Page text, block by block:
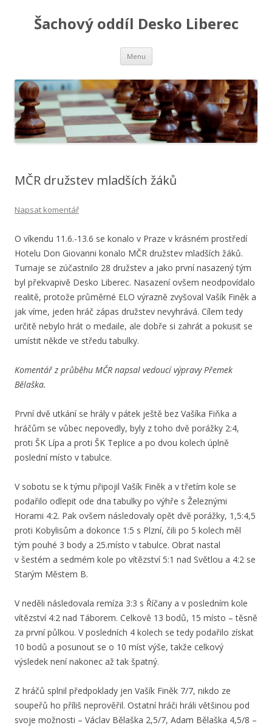
Šachový oddíl Desko Liberec
Menu Přejít
obsahu
webu
MČR družstev mladších žáků
Napsat komentář
O víkendu 11.6.-13.6 se konalo v Praze v krásném prostředí
Hotelu Don Giovanni konalo MČR družstev mladších žáků.
Turnaje se zúčastnilo 28 družstev a jako první nasazený tým
byl překvapivě Desko Liberec. Nasazení ovšem neodpovídalo
realitě, protože průměrné ELO výrazně zvyšoval Vašík Finěk a
jak víme, jeden hráč zápas družstev nevyhrává. Cílem tedy
určitě nebylo hrát o medaile, ale dobře si zahrát a pokusit se
umístit někde ve středu tabulky.
Komentář z průběhu MČR napsal vedoucí výpravy Přemek
Bělaška.
První dvě utkání se hrály v pátek ještě bez Vašíka Fiňka a
hráčům se vůbec nepovedly, byly z toho dvě porážky 2:4,
proti ŠK Lípa a proti ŠK Teplice a po dvou kolech úplně
poslední místo v tabulce.
V sobotu se k týmu připojil Vašík Finěk a v třetím kole se
podařilo odlepit ode dna tabulky po výhře s Železnými
Horami 4:2. Pak ovšem následovaly opět dvě porážky, 1,5:4,5
proti Kobylisům a dokonce 1:5 s Plzní, čili po 5 kolech měl
tým pouhé 3 body a 25.místo v tabulce. Obrat nastal
v šestém a sedmém kole po vítězství 5:1 nad Světlou a 4:2 se
Starým Městem B.
V neděli následovala remíza 3:3 s Říčany a v posledním kole
vítězství 4:2 nad Táborem. Celkově 13 bodů, 15 místo – těsně
za první půlkou. V posledních 4 kolech se tedy podařilo získat
10 bodů a posunout se o 10 míst výše, takže celkový
výsledek není nakonec až tak špatný.
Z hráčů splnil předpoklady jen Vašík Finěk 7/7, nikdo ze
soupeřů ho příliš neprověřil. Ostatní hráči hráli většinou pod
svoje možnosti – Václav Bělaška 2,5/7, Adam Bělaška 4,5/8 –